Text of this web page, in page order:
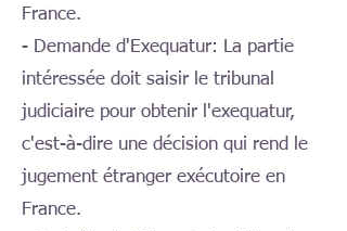
France.
- Demande d'Exequatur: La partie
intéressée doit saisir le tribunal
judiciaire pour obtenir l'exequatur,
c'est-à-dire une décision qui rend le
jugement étranger exécutoire en
France.